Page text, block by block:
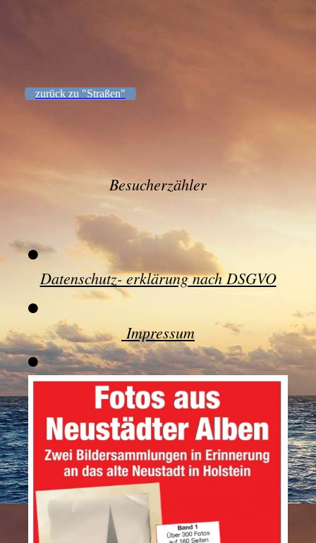
zurück zu "Straßen"
Besucherzähler
Datenschutz- erklärung nach DSGVO
Impressum